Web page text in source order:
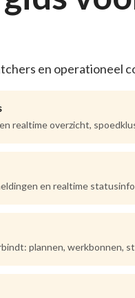
en operationeel
realtime overzicht,
en realtime
plannen, werkbonnen,